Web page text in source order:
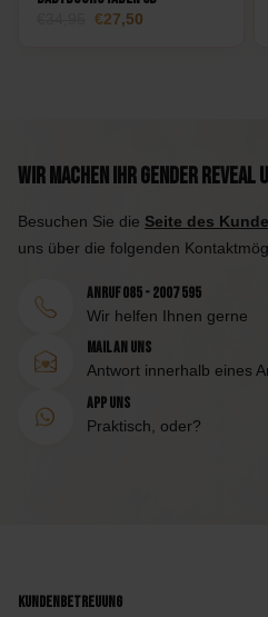
Oorspronkelijke
27,50
Wir machen Ihr Gender
Besuchen Sie die Seite des
uns über die folgenden
Anruf 085 - 2007 595
Wir helfen Ihnen gerne
Mail an uns
Antwort innerhalb eines
App uns
Praktisch, oder?
Kundenbetreuung